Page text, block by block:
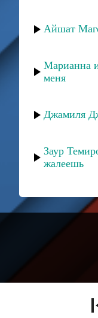
Айшат
Марианна
меня
Джамиля
Заур
жалеешь